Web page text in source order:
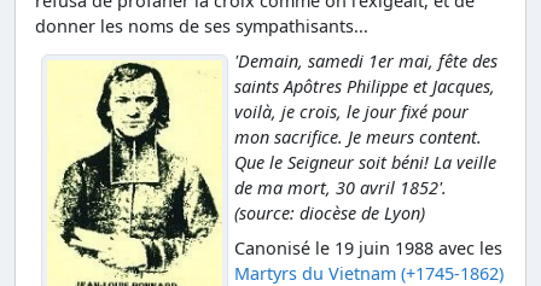
donner les noms de ses sympathisants...
'Demain, samedi 1er mai, fête des
saints Apôtres Philippe et Jacques,
voilà, je crois, le jour fixé pour
mon sacrifice. Je meurs content.
Que le Seigneur soit béni! La veille
de ma mort, 30 avril 1852'.
(source: diocèse de Lyon)
Canonisé le 19 juin 1988 avec les
Martyrs du Vietnam (+1745-1862)